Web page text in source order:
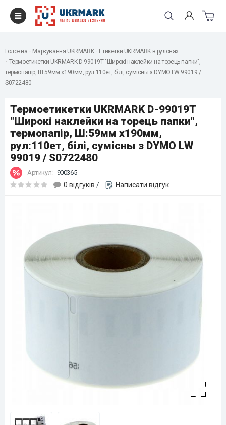
Головна Маркування UKRMARK
Етикетки UKRMARK в рулонах
Термоетикетки UKRMARK D-99019T "Широкі наклейки на торець папки",
термопапір, Ш:59мм x190мм, рул:110ет, білі, сумісны з DYMO LW 99019 /
S0722480
Термоетикетки UKRMARK D-99019T
"Широкі наклейки на торець папки",
термопапір, Ш:59мм x190мм,
рул:110ет, білі, сумісны з DYMO LW
99019 / S0722480
Артикул: 900365
0 відгуків / Написати відгук